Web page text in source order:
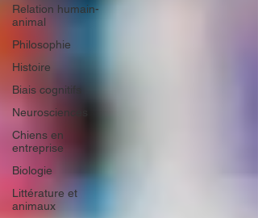
Relation humain-
animal
Philosophie
Histoire
Biais cognitifs
Neurosciences
Chiens en
entreprise
Biologie
Littérature et
animaux